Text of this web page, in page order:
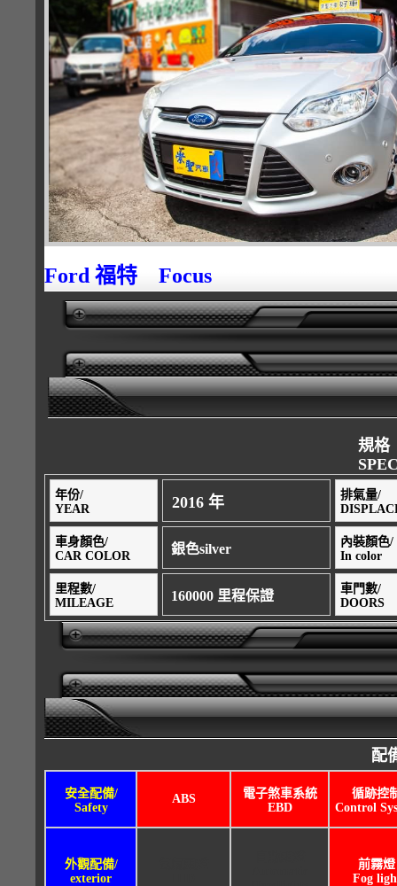
Ford 福特 Focus
規格
年份/
YEAR
2016 年
排氣量/
車身顏色/
CAR COLOR
銀色silver
內裝顏色/
In color
里程數/
MILEAGE
160000 里程保證
車門數/
DOORS
配
安全配備/
Safety
ABS
電子煞車系統
EBD
循跡控
Control
外觀配備/
exterior
前霧燈
Fog